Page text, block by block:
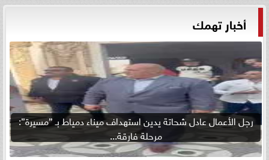
أخبار تهمك
رجل الأعمال عادل شحاتة يدين استهداف ميناء دمياط بـ ”مسيرة”:
مرحلة فارقة...